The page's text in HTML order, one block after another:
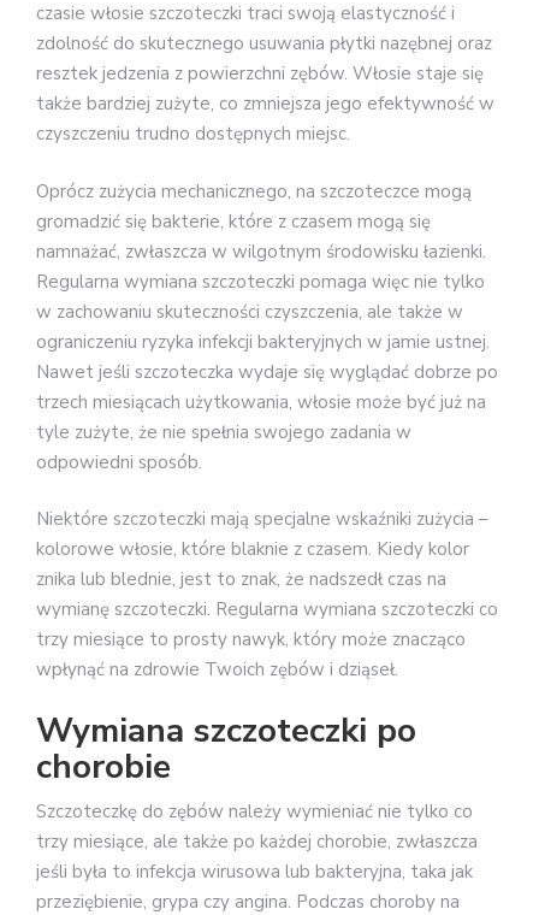
czasie włosie szczoteczki traci swoją elastyczność i
zdolność do skutecznego usuwania płytki nazębnej oraz
resztek jedzenia z powierzchni zębów. Włosie staje się
także bardziej zużyte, co zmniejsza jego efektywność w
czyszczeniu trudno dostępnych miejsc.
Oprócz zużycia mechanicznego, na szczoteczce mogą
gromadzić się bakterie, które z czasem mogą się
namnażać, zwłaszcza w wilgotnym środowisku łazienki.
Regularna wymiana szczoteczki pomaga więc nie tylko
w zachowaniu skuteczności czyszczenia, ale także w
ograniczeniu ryzyka infekcji bakteryjnych w jamie ustnej.
Nawet jeśli szczoteczka wydaje się wyglądać dobrze po
trzech miesiącach użytkowania, włosie może być już na
tyle zużyte, że nie spełnia swojego zadania w
odpowiedni sposób.
Niektóre szczoteczki mają specjalne wskaźniki zużycia –
kolorowe włosie, które blaknie z czasem. Kiedy kolor
znika lub blednie, jest to znak, że nadszedł czas na
wymianę szczoteczki. Regularna wymiana szczoteczki co
trzy miesiące to prosty nawyk, który może znacząco
wpłynąć na zdrowie Twoich zębów i dziąseł.
Wymiana szczoteczki po
chorobie
Szczoteczkę do zębów należy wymieniać nie tylko co
trzy miesiące, ale także po każdej chorobie, zwłaszcza
jeśli była to infekcja wirusowa lub bakteryjna, taka jak
przeziębienie, grypa czy angina. Podczas choroby na